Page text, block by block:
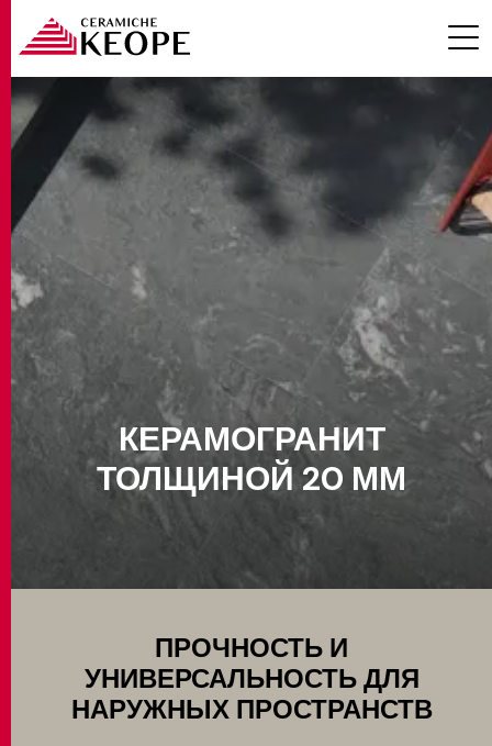
ПРОЕКТЫ
MAGAZINE
КОНТАКТЫ
ЗАПРЕТНАЯ ЗОНА
КЕРАМОГРАНИТ
ТОЛЩИНОЙ 20 ММ
ПРОЧНОСТЬ И
УНИВЕРСАЛЬНОСТЬ ДЛЯ
НАРУЖНЫХ ПРОСТРАНСТВ
Эффектом
Помещения
Цвет
Размеры
Толщины
Использование